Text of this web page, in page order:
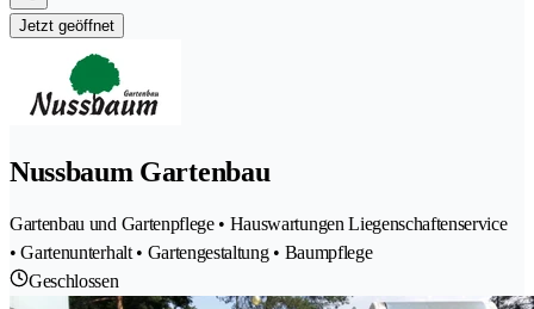
Jetzt geöffnet
Nussbaum Gartenbau
Gartenbau und Gartenpflege • Hauswartungen Liegenschaftenservice
• Gartenunterhalt • Gartengestaltung • Baumpflege
Geschlossen